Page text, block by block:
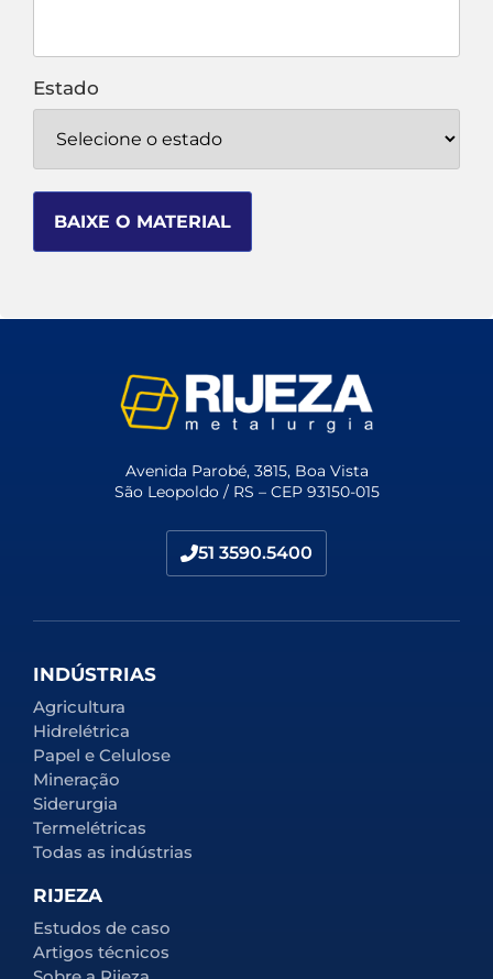
Estado
Avenida Parobé, 3815, Boa Vista
São Leopoldo / RS – CEP 93150-015
51 3590.5400
INDÚSTRIAS
Agricultura
Hidrelétrica
Papel e Celulose
Mineração
Siderurgia
Termelétricas
Todas as indústrias
RIJEZA
Estudos de caso
Artigos técnicos